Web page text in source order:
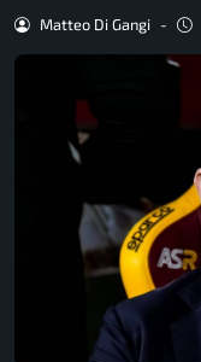
Matteo Di Gangi -